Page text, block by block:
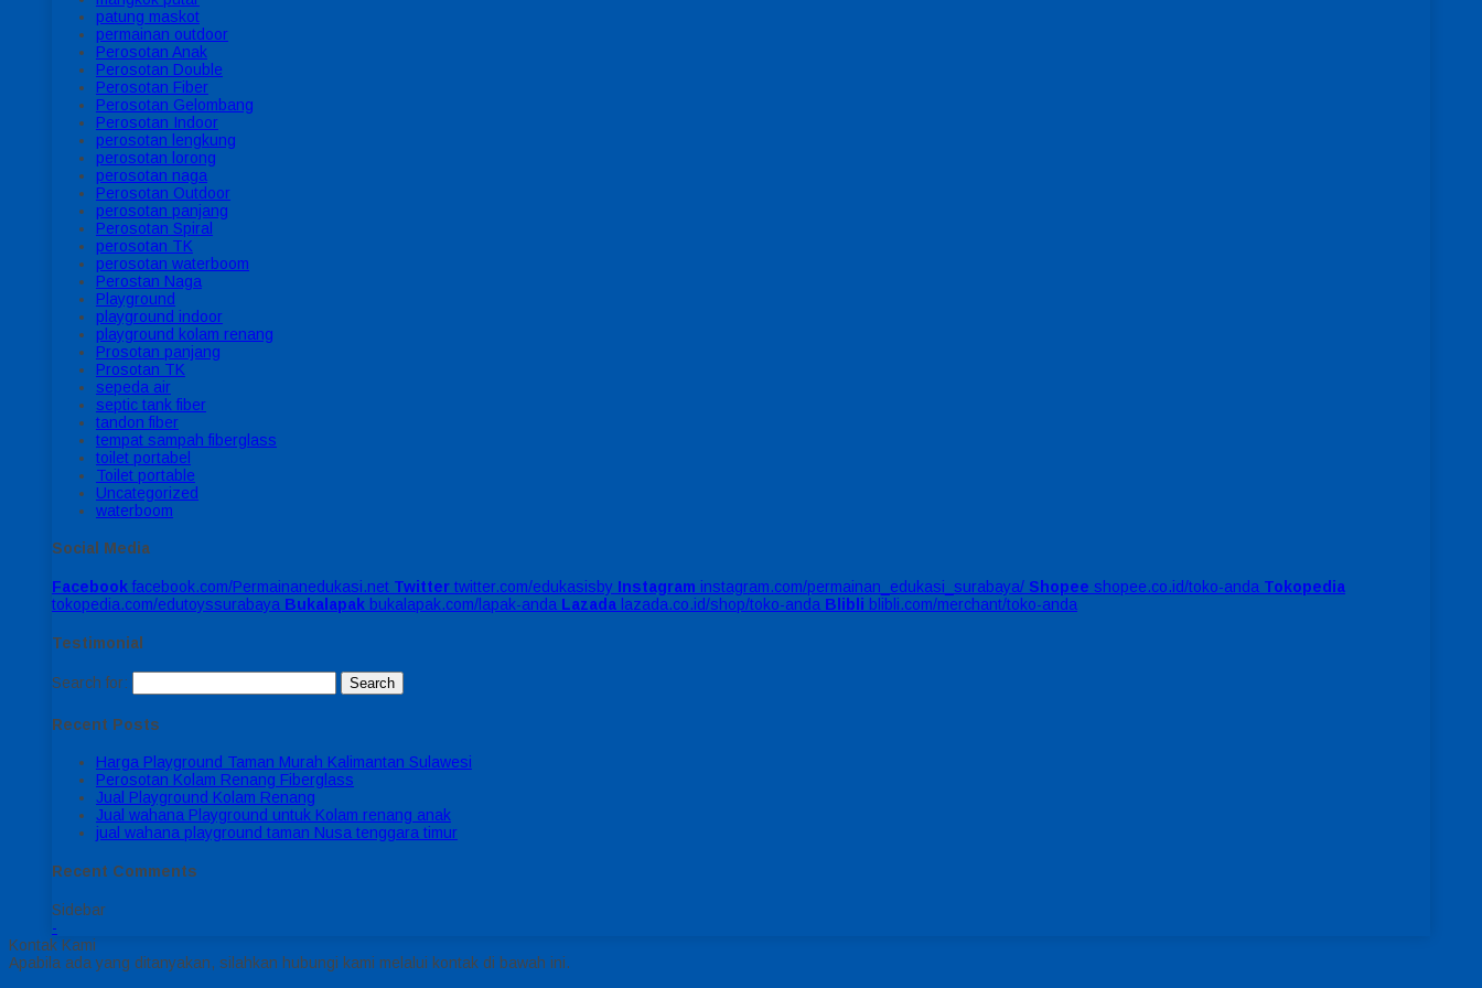
patung maskot
permainan outdoor
Perosotan Anak
Perosotan Double
Perosotan Fiber
Perosotan Gelombang
Perosotan Indoor
perosotan lengkung
perosotan lorong
perosotan naga
Perosotan Outdoor
perosotan panjang
Perosotan Spiral
perosotan TK
perosotan waterboom
Perostan Naga
Playground
playground indoor
playground kolam renang
Prosotan panjang
Prosotan TK
sepeda air
septic tank fiber
tandon fiber
tempat sampah fiberglass
toilet portabel
Toilet portable
Uncategorized
waterboom
Social Media
Facebook facebook.com/Permainanedukasi.net Twitter twitter.com/edukasisby Instagram instagram.com/permainan_edukasi_surabaya/ Shopee shopee.co.id/toko-anda Tokopedia
tokopedia.com/edutoyssurabaya Bukalapak bukalapak.com/lapak-anda Lazada lazada.co.id/shop/toko-anda Blibli blibli.com/merchant/toko-anda
Testimonial
Search for:
Recent Posts
Harga Playground Taman Murah Kalimantan Sulawesi
Perosotan Kolam Renang Fiberglass
Jual Playground Kolam Renang
Jual wahana Playground untuk Kolam renang anak
jual wahana playground taman Nusa tenggara timur
Recent Comments
Sidebar
-
Kontak Kami
Apabila ada yang ditanyakan, silahkan hubungi kami melalui kontak di bawah ini.